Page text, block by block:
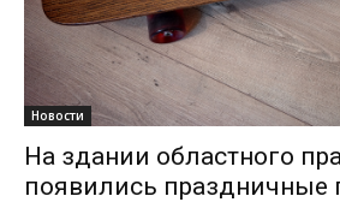
Новости
На здании областного
появились праздничные